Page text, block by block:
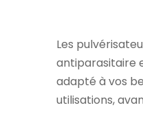
Les
antiparasitaire
adapté à vos
utilisations,